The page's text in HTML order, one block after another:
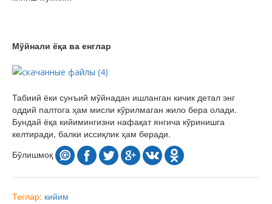
Мўйнали ёқа ва енглар
Табиий ёки сунъий мўйнадан ишланган кичик детал энг
оддий палтога ҳам мисли кўрилмаган жило бера олади.
Бундай ёқа кийимингизни нафақат янгича кўринишга
келтиради, балки иссиқлик ҳам беради.
Бўлишмоқ
Теглар: кийим